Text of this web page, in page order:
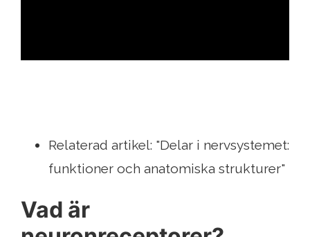
Relaterad artikel: "Delar i nervsystemet:
funktioner och anatomiska strukturer"
Vad är